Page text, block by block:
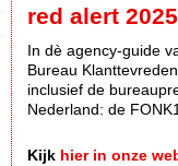
red alert 2025
In dè agency-guide
Bureau
inclusief de
Nederland: de
Kijk hier in onze